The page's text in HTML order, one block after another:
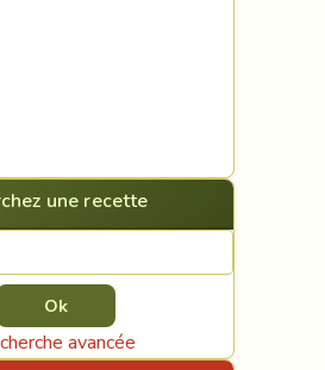
une recette
avancée